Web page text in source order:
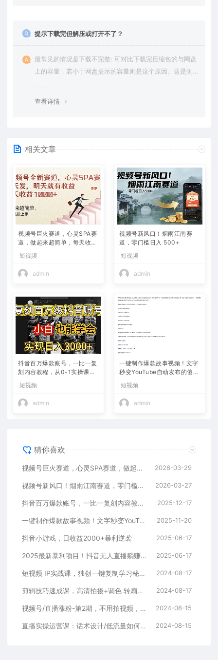
提示下载完但解压或打开不了？
最常见的情况是下载不完整: 可对比下载完压缩包的与网盘
上的容量，若小于网盘提示的容量则是这个原因。这是浏
查看详情
相关文章
视频号巨火赛道，心灵SPA赛
道，做起来超简单，每天收益
800+
短视频
admin
视频号新风口！烟雨江南赛
道，零门槛日入 500+
短视频
admin
抖音百万爆款账号，一比一复
刻内容教程，从0-1实操课，
入10w+
短视频
admin
一键制作爆款故事视频！文字
秒变YouTube自动发布的傻瓜
短视频
admin
猜你喜欢
视频号巨火赛道，心灵SPA赛道，做起来超简单，每天收益800+ 2026-03-29
视频号新风口！烟雨江南赛道，零门槛日入 500+ 2026-03-27
抖音百万爆款账号，一比一复刻内容教程，从0-1实操课，小白也能学会，复制爆款，月入10w+ 2025-12-17
一键制作爆款故事视频！文字秒变YouTube自动发布的傻瓜式教程 2025-11-20
抖音小游戏，日收益2000+暴利逆袭 2025-06-17
2025最新暴利项目！抖音无人直播躺赚攻略！抖音无人直播3.0玩法！0门槛… 2025-06-17
短视频 IP实战课，独创一键复制学习秘籍，转战新领域，月赚五万轻松行 2024-08-17
剪辑技巧速成课，高清拍摄+调色 转扇子，建筑-抠图精通，新手秒变剪辑专家 2024-08-17
视频号/直播涨粉-第2期，不用拍视频，不用卖货，在直播间做菜，就可以搞钱 2024-08-15
直播实操运营课：话术设计/低流量如何提升/话术框架/全场燃爆/非常干货 2024-08-15